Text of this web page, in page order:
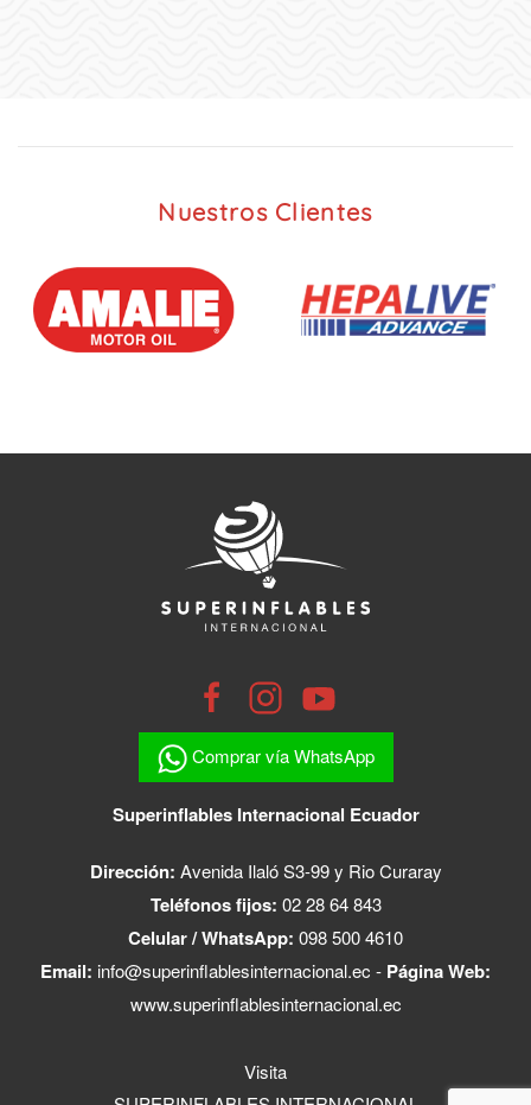
Nuestros Clientes
Comprar vía WhatsApp
Superinflables Internacional Ecuador
Dirección: Avenida Ilaló S3-99 y Rio Curaray
Teléfonos fijos: 02 28 64 843
Celular / WhatsApp: 098 500 4610
Email: info@superinflablesinternacional.ec - Página Web:
www.superinflablesinternacional.ec
Visita